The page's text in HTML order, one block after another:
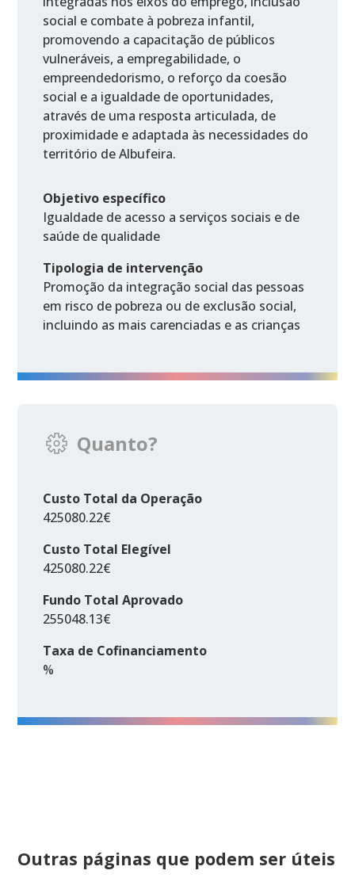
social e combate à pobreza infantil,
promovendo a capacitação de públicos
vulneráveis, a empregabilidade, o
empreendedorismo, o reforço da coesão
social e a igualdade de oportunidades,
através de uma resposta articulada, de
proximidade e adaptada às necessidades do
território de Albufeira.
Objetivo específico
Igualdade de acesso a serviços sociais e de
saúde de qualidade
Tipologia de intervenção
Promoção da integração social das pessoas
em risco de pobreza ou de exclusão social,
incluindo as mais carenciadas e as crianças
Quanto?
Custo Total da Operação
425080.22€
Custo Total Elegível
425080.22€
Fundo Total Aprovado
255048.13€
Taxa de Cofinanciamento
%
Outras páginas que podem ser úteis